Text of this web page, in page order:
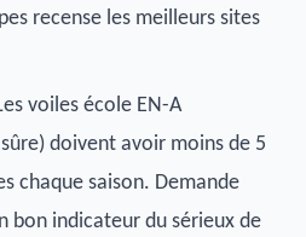
recense les meilleurs sites
voiles école EN-A
doivent avoir moins de 5
chaque saison. Demande
bon indicateur du sérieux de